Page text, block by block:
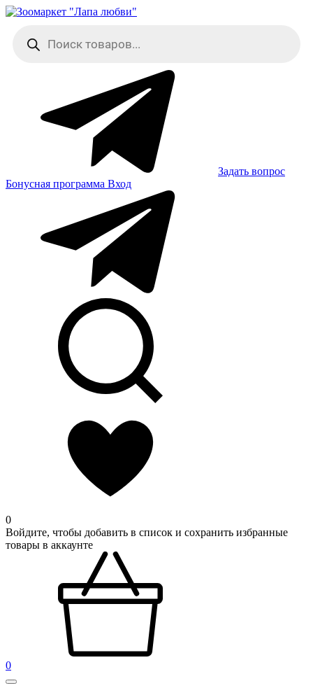
Skip
content
товаров
Задать вопрос
Бонусная программа Вход
0
Войдите, чтобы добавить в список и сохранить избранные
товары в аккаунте
0